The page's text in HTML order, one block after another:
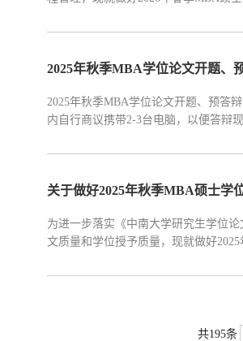
方式：研究生填写《中南大学研...
2025年秋季MBA学位论文开题、
2025年秋季MBA学位论文开题、预答
内自行商议携带2-3台电脑，以便答辩
关于做好2025年秋季MBA硕士学
为进一步落实《中南大学研究生学位
文质量和学位授予质量，现就做好
时间：2025年12月17日前②申请...
共195条